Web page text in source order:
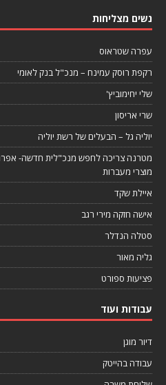
נשים מצליחות
עפרה שטראוס
רקפת רוסק עמינח – מנכ"ל בנק לאומי
שלי יחימוביץ'
שרי אריסון
יוליה גל – הבעלים של רשת יוליה
מטרנה צריכה לחפש מנכ"לית חדשה-
מוצרי מעברות
איילת שקד
אישה חזקה מירי רגב
סטלה הנדלר
גליה מאור
פציעות ספורט
עבודות ועוד
דיור מוגן
עבודה בהייטק